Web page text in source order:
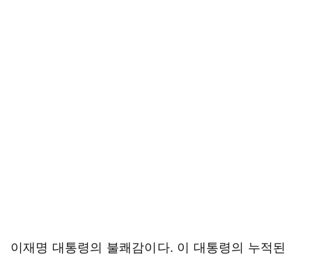
이재명 대통령의 불쾌감이다. 이 대통령의 누적된